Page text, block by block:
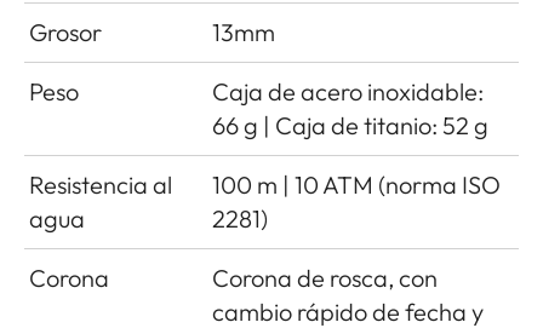
Grosor
13mm
Peso
Caja de acero inoxidable:
66 g | Caja de titanio: 52 g
Resistencia al
agua
100 m | 10 ATM (norma ISO
2281)
Corona
Corona de rosca, con
cambio rápido de fecha y